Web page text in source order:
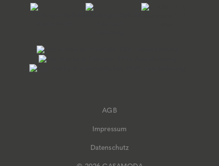
AGB
Impressum
Datenschutz